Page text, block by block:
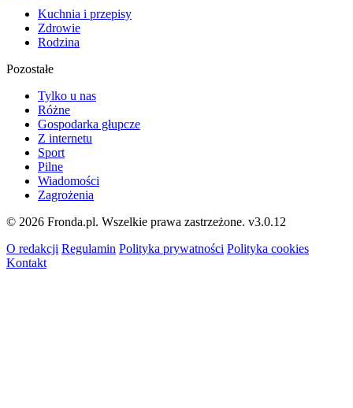
Kuchnia i przepisy
Zdrowie
Rodzina
Pozostałe
Tylko u nas
Różne
Gospodarka głupcze
Z internetu
Sport
Pilne
Wiadomości
Zagrożenia
© 2026 Fronda.pl. Wszelkie prawa zastrzeżone. v3.0.12
O redakcji Regulamin Polityka prywatności Polityka cookies
Kontakt